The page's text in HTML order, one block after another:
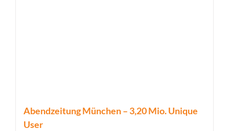
Abendzeitung München – 3,20 Mio. Unique
User